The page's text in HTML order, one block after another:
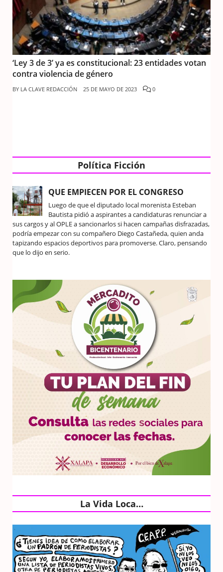
‘Ley 3 de 3’ ya es constitucional: 23 entidades votan
contra violencia de género
BY LA CLAVE REDACCIÓN 25 DE MAYO DE 2023 0
Política Ficción
QUE EMPIECEN POR EL CONGRESO
Luego de que el diputado local morenista Esteban
Bautista pidió a aspirantes a candidaturas renunciar a
sus cargos y al OPLE a sancionarlos si hacen campañas disfrazadas,
podría empezar con su compañero Diego Castañeda, quien anda
tapizando espacios deportivos para promoverse. Claro, pensando
que lo dijo en serio.
La Vida Loca…